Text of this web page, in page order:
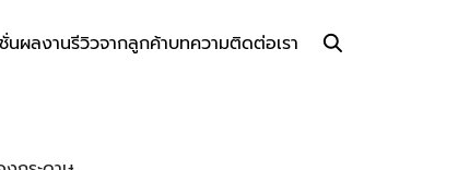
นผลงานรีวิวจากลูกค้าบทความติดต่อเรา